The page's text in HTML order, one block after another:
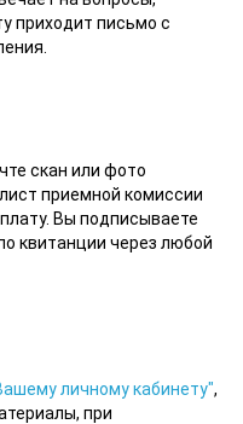
приходит письмо с
скан или фото
приемной комиссии
Вы подписываете
квитанции через любой
личному кабинету",
при